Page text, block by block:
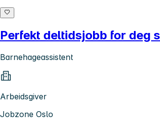
Perfekt deltidsjobb for deg
Barnehageassistent
Arbeidsgiver
Jobzone Oslo